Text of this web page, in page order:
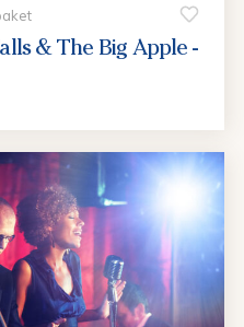
& The Big Apple -